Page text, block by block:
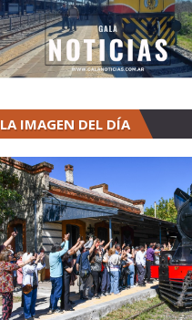
LA IMAGEN DEL DÍA